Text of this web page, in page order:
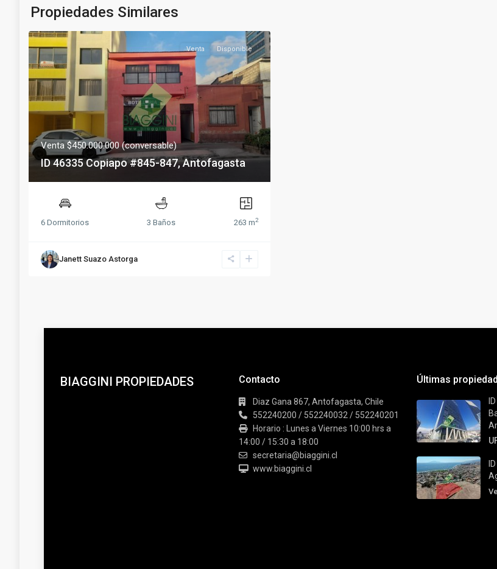
Propiedades Similares
Venta Disponible
Venta $450.000.000 (conversable)
ID 46335 Copiapo #845-847, Antofagasta
6 Dormitorios 3 Baños 263 m2
Janett Suazo Astorga
BIAGGINI PROPIEDADES Contacto
Diaz Gana 867, Antofagasta, Chile
552240200 / 552240032 / 552240201
Horario : Lunes a Viernes 10:00 hrs a
14:00 / 15:30 a 18:00
secretaria@biaggini.cl
www.biaggini.cl
Últimas